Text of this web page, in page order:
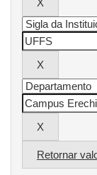
Retornar